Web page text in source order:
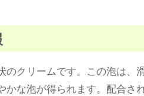
クリームです。この泡は、
な泡が得られます。配合